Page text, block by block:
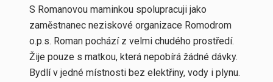
S Romanovou maminkou spolupracuji jako
zaměstnanec neziskové organizace Romodrom
o.p.s. Roman pochází z velmi chudého prostředí.
Žije pouze s matkou, která nepobírá žádné dávky.
Bydlí v jedné místnosti bez elektřiny, vody i plynu.